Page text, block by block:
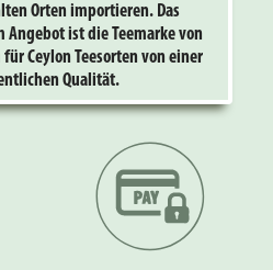
Orten importieren. Das
Angebot ist die Teemarke von
Ceylon Teesorten von einer
Qualität.